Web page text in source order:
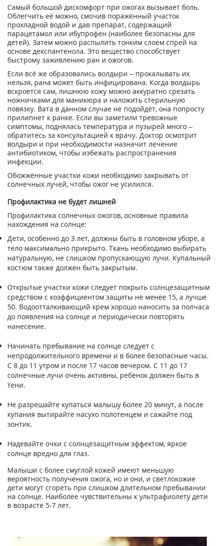
Самый большой дискомфорт при ожогах вызывает боль.
Облегчить её можно, смочив поражённый участок
прохладной водой и дав препарат, содержащий
парацетамол или ибупрофен (наиболее безопасны для
детей). Затем можно распылить тонким слоем спрей на
основе декспантенола. Это вещество способствует
быстрому заживлению ран и ожогов.
Если всё же образовались волдыри – прокалывать их
нельзя, рана может быть инфицирована. Когда волдырь
вскроется сам, лишнюю кожу можно аккуратно срезать
ножничками для маникюра и наложить стерильную
повязку. Вата в данном случае не подойдёт, она попросту
прилипнет к ранке. Если вы заметили тревожные
симптомы, поднялась температура и пузырей много –
обратитесь за консультацией к врачу. Доктор осмотрит
волдыри и при необходимости назначит лечение
антибиотиком, чтобы избежать распространения
инфекции.
Обожжённые участки кожи необходимо закрывать от
солнечных лучей, чтобы ожог не усилился.
Профилактика не будет лишней
Профилактика солнечных ожогов, основные правила
нахождения на солнце:
Дети, особенно до 3 лет, должны быть в головном уборе, а
тело максимально прикрыто. Ткань необходимо выбирать
натуральную, не слишком пропускающую лучи. Купальный
костюм также должен быть закрытым.
Открытые участки кожи следует покрыть солнцезащитным
средством с коэффициентом защиты не менее 15, а лучше
50. Водоотталкивающий крем хорошо наносить за полчаса
до появления на солнце и периодически повторять
нанесение.
Начинать пребывание на солнце следует с
непродолжительного времени и в более безопасные часы.
С 8 до 11 утром и после 17 часов вечером. С 11 до 17
солнечные лучи очень активны, ребёнок должен быть в
тени.
Не разрешайте купаться малышу более 20 минут, а после
купания вытирайте насухо полотенцем и сажайте под
зонтик.
Надевайте очки с солнцезащитным эффектом, яркое
солнце вредно для глаз.
Малыши с более смуглой кожей имеют меньшую
вероятность получения ожога, но и они, и светлокожие
дети могут сгореть при слишком длительном пребывании
на солнце. Наиболее чувствительны к ультрафиолету дети
в возрасте 5-7 лет.